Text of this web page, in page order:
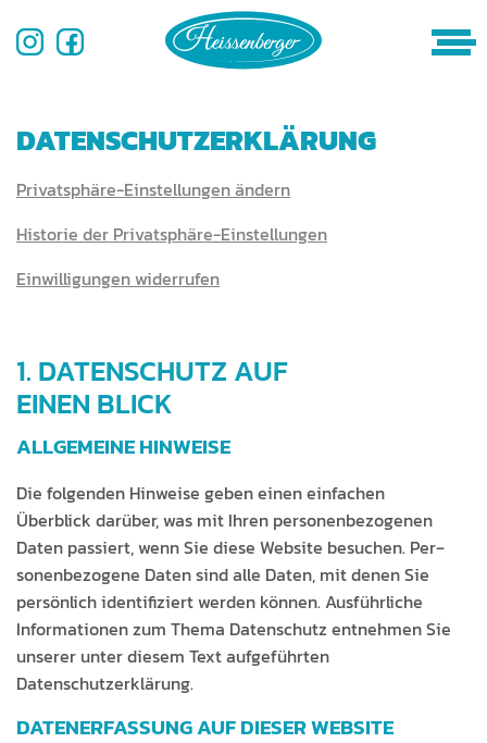
DATENSCHUTZERKLÄRUNG
Pri­vat­sphäre-Ein­stel­lun­gen ändern
His­to­rie der Privatsphäre-Einstellungen
Ein­willi­gun­gen widerrufen
1. DATENSCHUTZ AUF
EINEN BLICK
ALLGEMEINE HINWEISE
Die fol­gen­den Hin­weise geben einen ein­fachen
Überblick darüber, was mit Ihren per­so­n­en­be­zo­ge­nen
Dat­en passiert, wenn Sie diese Web­site besuchen. Per­
so­n­en­be­zo­gene Dat­en sind alle Dat­en, mit denen Sie
per­sön­lich iden­ti­fiziert wer­den kön­nen. Aus­führliche
Infor­ma­tio­nen zum The­ma Daten­schutz ent­nehmen Sie
unser­er unter diesem Text aufge­führten
Datenschutzerklärung.
DATENERFASSUNG AUF DIESER WEBSITE